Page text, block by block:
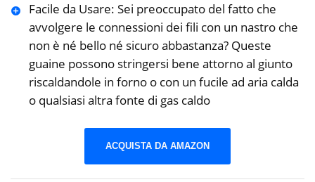
Facile da Usare: Sei preoccupato del fatto che
avvolgere le connessioni dei fili con un nastro che
non è né bello né sicuro abbastanza? Queste
guaine possono stringersi bene attorno al giunto
riscaldandole in forno o con un fucile ad aria calda
o qualsiasi altra fonte di gas caldo
ACQUISTA DA AMAZON